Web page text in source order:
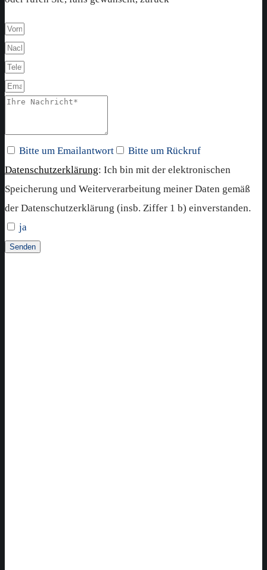
Bitte um Emailantwort
Bitte um Rückruf
Datenschutzerklärung: Ich bin mit der elektronischen
Speicherung und Weiterverarbeitung meiner Daten gemäß
der Datenschutzerklärung (insb. Ziffer 1 b) einverstanden.
ja
Senden